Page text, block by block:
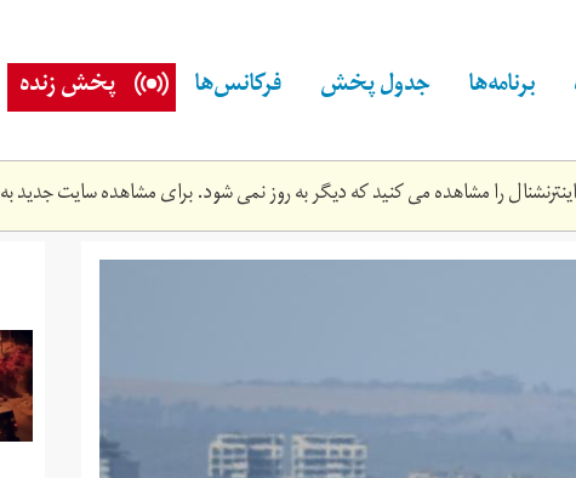
برنامه‌ها جدول پخش فرکانس‌ها پخش زنده
را مشاهده می کنید که دیگر به روز نمی شود. برای مشاهده سایت جدید به